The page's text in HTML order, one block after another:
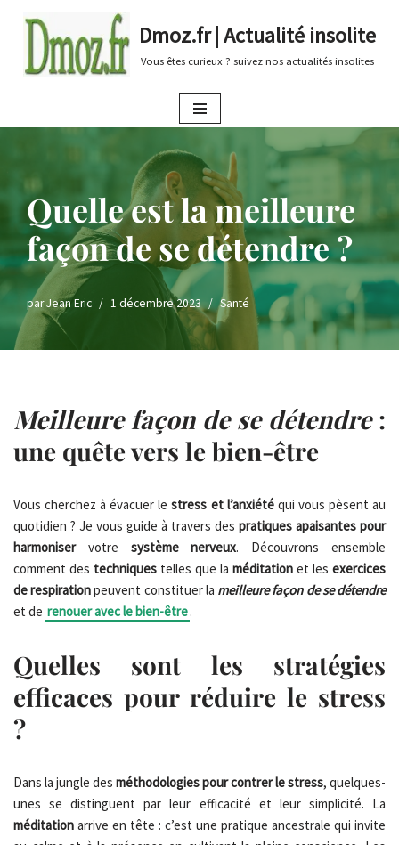
au
Dmoz.fr | Actualité insolite
Vous êtes curieux ? suivez nos actualités insolites
Quelle est la meilleure
façon de se détendre ?
parJean Eric 1 décembre 2023 Santé
Meilleure façon de se détendre:
une quête vers le bien-être
Vous cherchez à évacuer lestress et l’anxiétéqui vous pèsent au
quotidien ? Je vous guide à travers des pratiques apaisantes pour
harmoniservotre système nerveux. Découvrons ensemble
comment des techniques telles que la méditation et les exercices
de respirationpeuvent constituer la meilleure façon de se détendre
et de renouer avec le bien-être.
Quelles sont les stratégies
efficaces pour réduire le stress
?
Dans la jungle des méthodologies pour contrer le stress, quelques-
unes se distinguent par leur efficacité et leur simplicité. La
méditation arrive en tête : c’est une pratique ancestrale qui invite